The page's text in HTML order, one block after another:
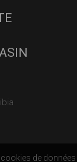
cookies de